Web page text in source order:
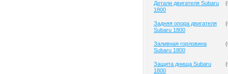
Детали двигателя Subaru
1800
(
Задняя опора двигателя
Subaru 1800
(
Заливная горловина
Subaru 1800
(
Защита днища Subaru
1800
(